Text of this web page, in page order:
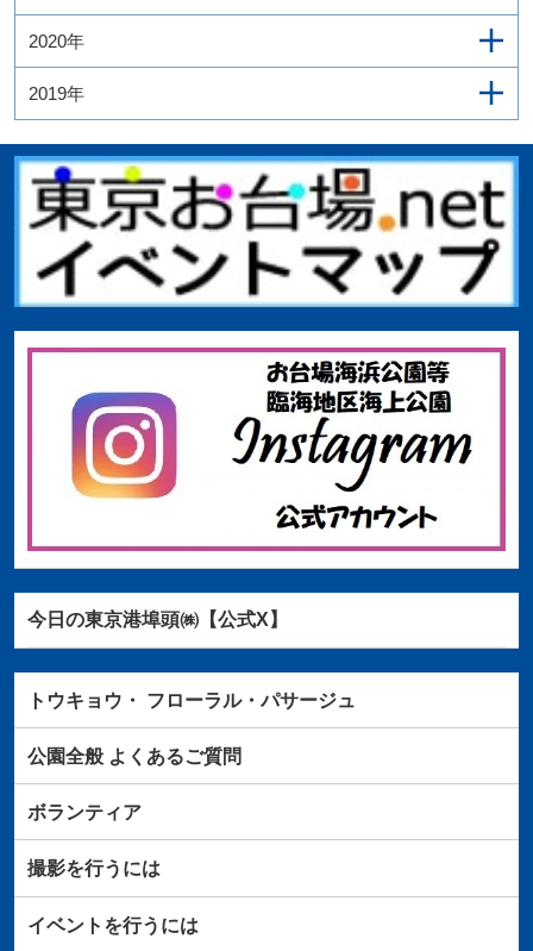
2020年
2019年
今日の東京港埠頭㈱【公式X】
トウキョウ・ フローラル・パサージュ
公園全般よくあるご質問
ボランティア
撮影を行うには
イベントを行うには